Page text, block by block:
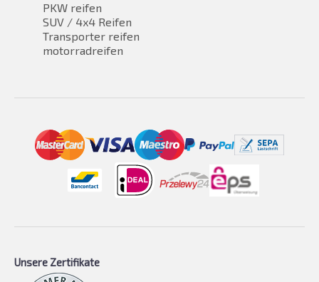
PKW reifen
SUV / 4x4 Reifen
Transporter reifen
motorradreifen
Unsere Zertifikate